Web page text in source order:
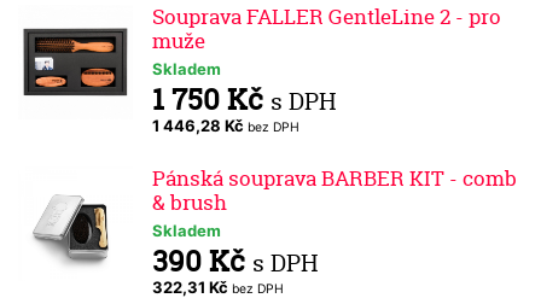
Souprava FALLER GentleLine 2 - pro
muže
Skladem
1 750 Kč s DPH
1 446,28 Kč bez DPH
Pánská souprava BARBER KIT - comb
& brush
Skladem
390 Kč s DPH
322,31 Kč bez DPH